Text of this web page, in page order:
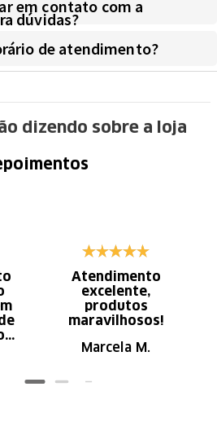
em contato com a
dúvidas?
de atendimento?
dizendo sobre a loja
Atendimento
excelente,
produtos
maravilhosos!
Marcela M.